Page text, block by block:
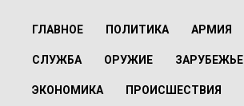
ГЛАВНОЕ ПОЛИТИКА АРМИЯ
СЛУЖБА ОРУЖИЕ ЗАРУБЕЖЬЕ
ЭКОНОМИКА ПРОИСШЕСТВИЯ